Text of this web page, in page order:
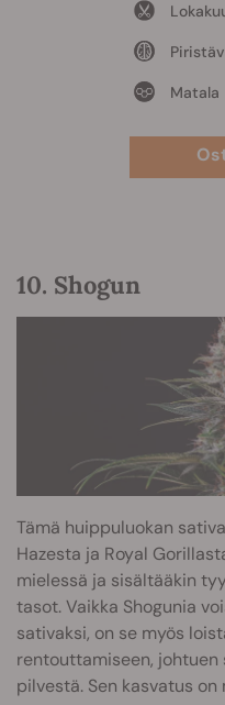
Matala
10. Shogun
Tämä huippuluokan
Hazesta ja Royal
mielessä ja sisältääkin
tasot. Vaikka Shogunia
sativaksi, on se myös
rentouttamiseen,
pilvestä. Sen kasvatus